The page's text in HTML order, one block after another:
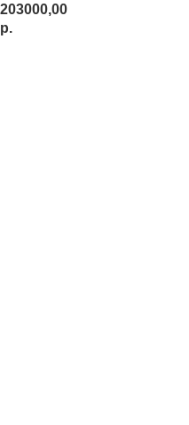
203000,00
р.